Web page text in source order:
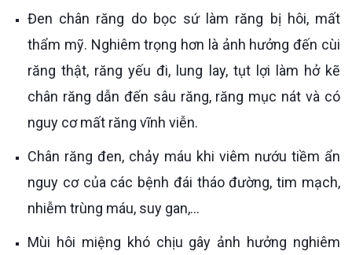
Đen chân răng do bọc sứ làm răng bị hôi, mất
thẩm mỹ. Nghiêm trọng hơn là ảnh hưởng đến cùi
răng thật, răng yếu đi, lung lay, tụt lợi làm hở kẽ
chân răng dẫn đến sâu răng, răng mục nát và có
nguy cơ mất răng vĩnh viễn.
Chân răng đen, chảy máu khi viêm nướu tiềm ẩn
nguy cơ của các bệnh đái tháo đường, tim mạch,
nhiễm trùng máu, suy gan,...
Mùi hôi miệng khó chịu gây ảnh hưởng nghiêm